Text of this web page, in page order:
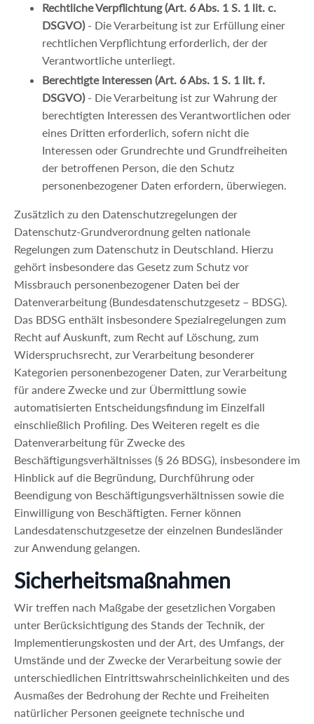
Rechtliche Verpflichtung (Art. 6 Abs. 1 S. 1 lit. c.
DSGVO)- Die Verarbeitung ist zur Erfüllung einer
rechtlichen Verpflichtung erforderlich, der der
Verantwortliche unterliegt.
Berechtigte Interessen (Art. 6 Abs. 1 S. 1 lit. f.
DSGVO)- Die Verarbeitung ist zur Wahrung der
berechtigten Interessen des Verantwortlichen oder
eines Dritten erforderlich, sofern nicht die
Interessen oder Grundrechte und Grundfreiheiten
der betroffenen Person, die den Schutz
personenbezogener Daten erfordern, überwiegen.
Zusätzlich zu den Datenschutzregelungen der
Datenschutz-Grundverordnung gelten nationale
Regelungen zum Datenschutz in Deutschland. Hierzu
gehört insbesondere das Gesetz zum Schutz vor
Missbrauch personenbezogener Daten bei der
Datenverarbeitung (Bundesdatenschutzgesetz – BDSG).
Das BDSG enthält insbesondere Spezialregelungen zum
Recht auf Auskunft, zum Recht auf Löschung, zum
Widerspruchsrecht, zur Verarbeitung besonderer
Kategorien personenbezogener Daten, zur Verarbeitung
für andere Zwecke und zur Übermittlung sowie
automatisierten Entscheidungsfindung im Einzelfall
einschließlich Profiling. Des Weiteren regelt es die
Datenverarbeitung für Zwecke des
Beschäftigungsverhältnisses (§ 26 BDSG), insbesondere im
Hinblick auf die Begründung, Durchführung oder
Beendigung von Beschäftigungsverhältnissen sowie die
Einwilligung von Beschäftigten. Ferner können
Landesdatenschutzgesetze der einzelnen Bundesländer
zur Anwendung gelangen.
Sicherheitsmaßnahmen
Wir treffen nach Maßgabe der gesetzlichen Vorgaben
unter Berücksichtigung des Stands der Technik, der
Implementierungskosten und der Art, des Umfangs, der
Umstände und der Zwecke der Verarbeitung sowie der
unterschiedlichen Eintrittswahrscheinlichkeiten und des
Ausmaßes der Bedrohung der Rechte und Freiheiten
natürlicher Personen geeignete technische und